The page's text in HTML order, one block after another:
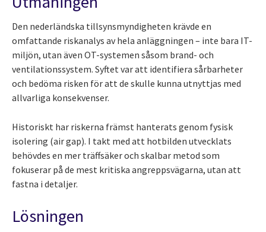
Den nederländska tillsynsmyndigheten krävde en
omfattande riskanalys av hela anläggningen – inte bara IT-
miljön, utan även OT-systemen såsom brand- och
ventilationssystem. Syftet var att identifiera sårbarheter
och bedöma risken för att de skulle kunna utnyttjas med
allvarliga konsekvenser.
Historiskt har riskerna främst hanterats genom fysisk
isolering (air gap). I takt med att hotbilden utvecklats
behövdes en mer träffsäker och skalbar metod som
fokuserar på de mest kritiska angreppsvägarna, utan att
fastna i detaljer.
Lösningen